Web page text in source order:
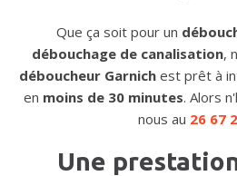
Que ça soit pour un
débouchage de canalisation,
déboucheur Garnich est prêt à
en moins de 30 minutes. Alors
nous au 26 67
Une